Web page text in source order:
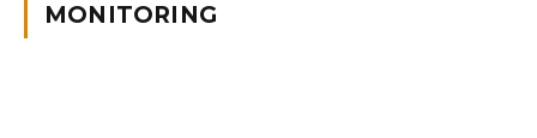
MONITORING